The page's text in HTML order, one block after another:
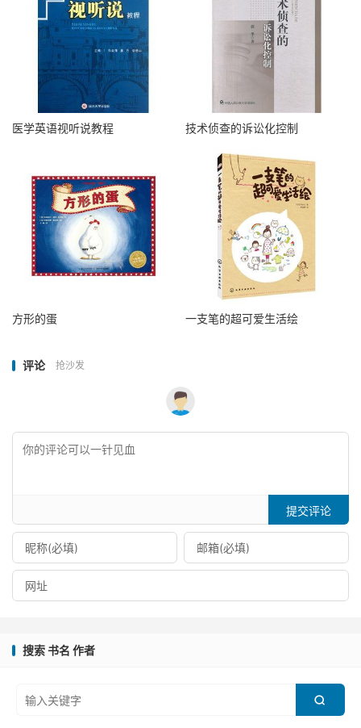
医学英语视听说教程 技术侦查的诉讼化控制
方形的蛋 一支笔的超可爱生活绘
评论 抢沙发
提交评论
搜索 书名 作者
